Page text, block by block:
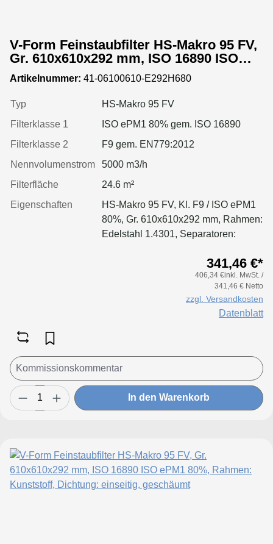
V-Form Feinstaubfilter HS-Makro 95 FV,
Gr. 610x610x292 mm, ISO 16890 ISO
ePM1 80%, Rahmen: Edelstahl 1.4318,
Dichtung: einseitig, geschäumt
Artikelnummer: 41-06100610-E292H680
Typ
HS-Makro 95 FV
Filterklasse 1
ISO ePM1 80% gem. ISO 16890
Filterklasse 2
F9 gem. EN779:2012
Nennvolumenstrom
5000 m3/h
Filterfläche
24.6 m²
Eigenschaften
HS-Makro 95 FV, Kl. F9 / ISO ePM1
80%, Gr. 610x610x292 mm, Rahmen:
Edelstahl 1.4301, Separatoren:
341,46 €*
406,34 €inkl. MwSt. /
341,46 € Netto
zzgl. Versandkosten
Datenblatt
In den Warenkorb